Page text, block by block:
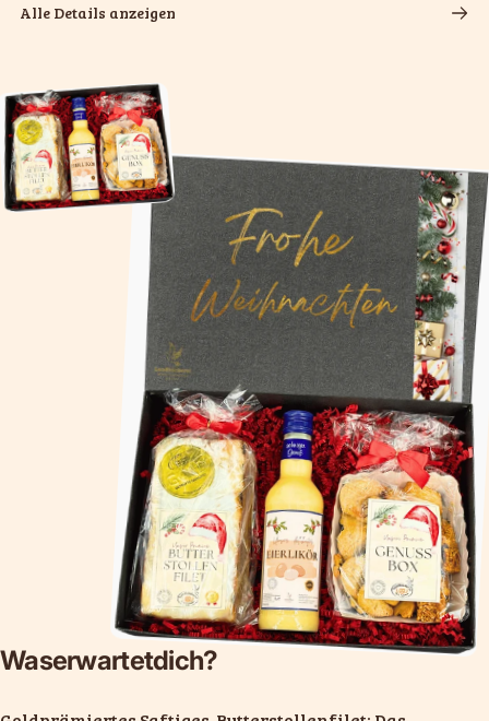
Alle Details anzeigen
Waserwartetdich?